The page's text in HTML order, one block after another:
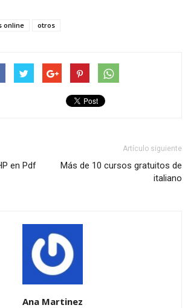
online otros
en Pdf
Artículo siguiente
Más de 10 cursos gratuitos de
italiano
Ana Martinez